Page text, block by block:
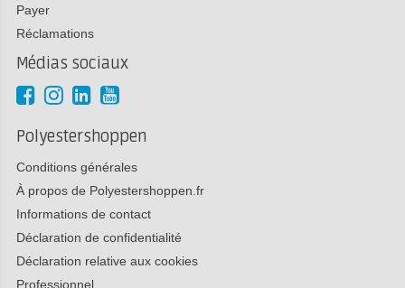
Payer
Réclamations
Médias sociaux
Polyestershoppen
Conditions générales
À propos de Polyestershoppen.fr
Informations de contact
Déclaration de confidentialité
Déclaration relative aux cookies
Professionnel